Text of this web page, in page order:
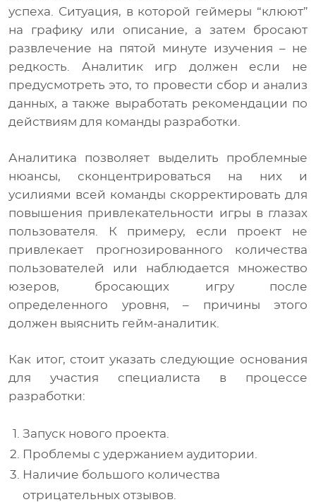
успеха. Ситуация, в которой геймеры “клюют”
на графику или описание, а затем бросают
развлечение на пятой минуте изучения – не
редкость. Аналитик игр должен если не
предусмотреть это, то провести сбор и анализ
данных, а также выработать рекомендации по
действиям для команды разработки.
Аналитика позволяет выделить проблемные
нюансы, сконцентрироваться на них и
усилиями всей команды скорректировать для
повышения привлекательности игры в глазах
пользователя. К примеру, если проект не
привлекает прогнозированного количества
пользователей или наблюдается множество
юзеров, бросающих игру после
определенного уровня, – причины этого
должен выяснить гейм-аналитик.
Как итог, стоит указать следующие основания
для участия специалиста в процессе
разработки:
Запуск нового проекта.
Проблемы с удержанием аудитории.
Наличие большого количества
отрицательных отзывов.